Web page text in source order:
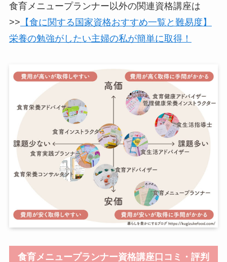
食育メニュープランナー以外の関連資格講座は
>> 【食に関する国家資格おすすめ一覧と難易度】
栄養の勉強がしたい主婦の私が簡単に取得！
食育メニュープランナー資格講座口コミ・評判